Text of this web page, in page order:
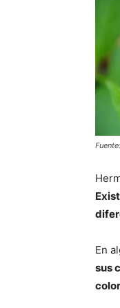
Fuente:
En
sus